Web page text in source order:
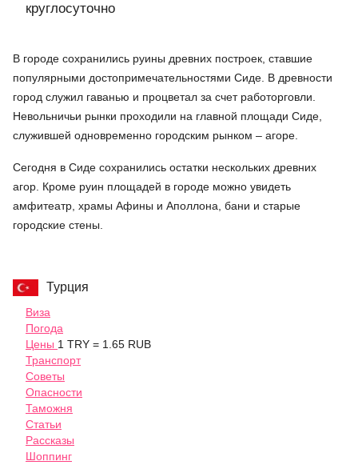
круглосуточно
В городе сохранились руины древних построек, ставшие
популярными достопримечательностями Сиде. В древности
город служил гаванью и процветал за счет работорговли.
Невольничьи рынки проходили на главной площади Сиде,
служившей одновременно городским рынком – агоре.
Сегодня в Сиде сохранились остатки нескольких древних
агор. Кроме руин площадей в городе можно увидеть
амфитеатр, храмы Афины и Аполлона, бани и старые
городские стены.
Турция
Виза
Погода
Цены 1 TRY = 1.65 RUB
Транспорт
Советы
Опасности
Таможня
Статьи
Рассказы
Шоппинг